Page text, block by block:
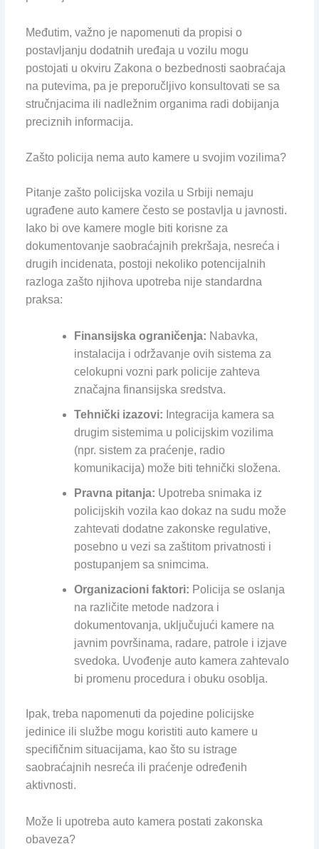
Međutim, važno je napomenuti da propisi o
postavljanju dodatnih uređaja u vozilu mogu
postojati u okviru Zakona o bezbednosti saobraćaja
na putevima, pa je preporučljivo konsultovati se sa
stručnjacima ili nadležnim organima radi dobijanja
preciznih informacija.
Zašto policija nema auto kamere u svojim vozilima?
Pitanje zašto policijska vozila u Srbiji nemaju
ugrađene auto kamere često se postavlja u javnosti.
Iako bi ove kamere mogle biti korisne za
dokumentovanje saobraćajnih prekršaja, nesreća i
drugih incidenata, postoji nekoliko potencijalnih
razloga zašto njihova upotreba nije standardna
praksa:
Finansijska ograničenja: Nabavka,
instalacija i održavanje ovih sistema za
celokupni vozni park policije zahteva
značajna finansijska sredstva.
Tehnički izazovi: Integracija kamera sa
drugim sistemima u policijskim vozilima
(npr. sistem za praćenje, radio
komunikacija) može biti tehnički složena.
Pravna pitanja: Upotreba snimaka iz
policijskih vozila kao dokaz na sudu može
zahtevati dodatne zakonske regulative,
posebno u vezi sa zaštitom privatnosti i
postupanjem sa snimcima.
Organizacioni faktori: Policija se oslanja
na različite metode nadzora i
dokumentovanja, uključujući kamere na
javnim površinama, radare, patrole i izjave
svedoka. Uvođenje auto kamera zahtevalo
bi promenu procedura i obuku osoblja.
Ipak, treba napomenuti da pojedine policijske
jedinice ili službe mogu koristiti auto kamere u
specifičnim situacijama, kao što su istrage
saobraćajnih nesreća ili praćenje određenih
aktivnosti.
Može li upotreba auto kamera postati zakonska
obaveza?